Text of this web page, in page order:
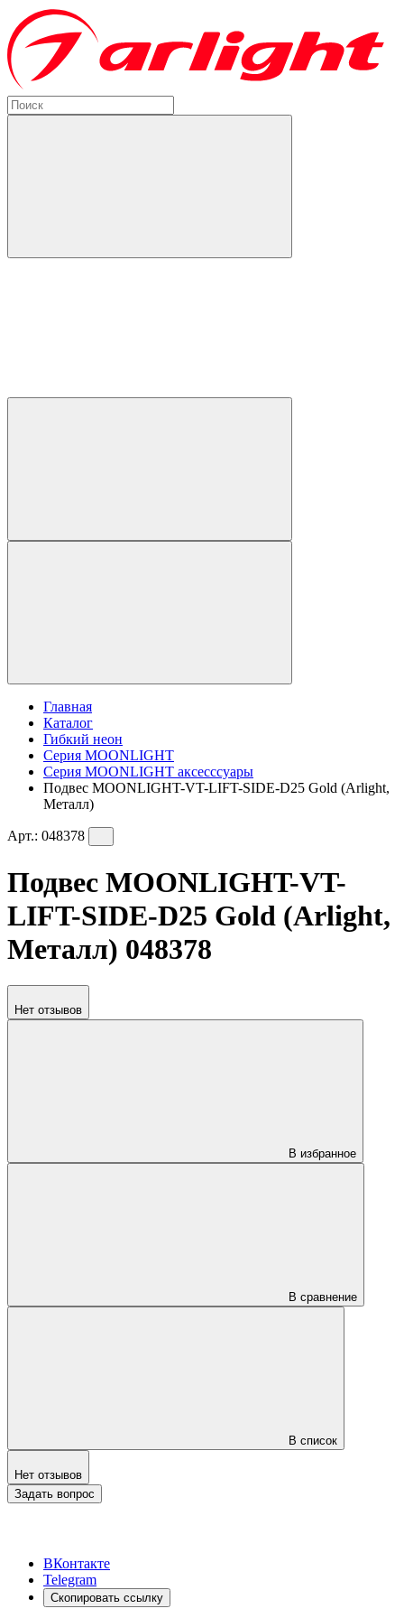
Главная
Каталог
Гибкий неон
Серия MOONLIGHT
Серия MOONLIGHT аксесссуары
Подвес MOONLIGHT-VT-LIFT-SIDE-D25 Gold (Arlight,
Металл)
Арт.: 048378
Подвес MOONLIGHT-VT-
LIFT-SIDE-D25 Gold (Arlight,
Металл) 048378
Нет отзывов
В избранное
В сравнение
В список
Нет отзывов
Задать вопрос
ВКонтакте
Telegram
Скопировать ссылку